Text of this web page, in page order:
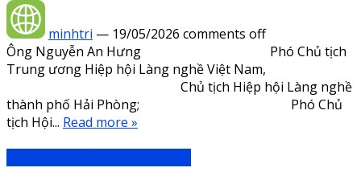
minhtri — 19/05/2026 comments off
Ông Nguyễn An Hưng Phó Chủ tịch
Trung ương Hiệp hội Làng nghề Việt Nam,
Chủ tịch Hiệp hội Làng nghề
thành phố Hải Phòng; Phó Chủ
tịch Hội... Read more »